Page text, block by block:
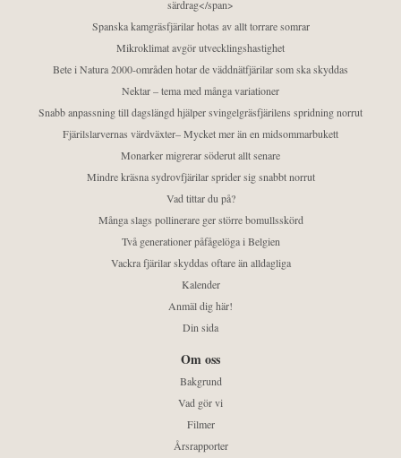
särdrag</span>
Spanska kamgräsfjärilar hotas av allt torrare somrar
Mikroklimat avgör utvecklingshastighet
Bete i Natura 2000-områden hotar de väddnätfjärilar som ska skyddas
Nektar – tema med många variationer
Snabb anpassning till dagslängd hjälper svingelgräsfjärilens spridning norrut
Fjärilslarvernas värdväxter– Mycket mer än en midsommarbukett
Monarker migrerar söderut allt senare
Mindre kräsna sydrovfjärilar sprider sig snabbt norrut
Vad tittar du på?
Många slags pollinerare ger större bomullsskörd
Två generationer påfågelöga i Belgien
Vackra fjärilar skyddas oftare än alldagliga
Kalender
Anmäl dig här!
Din sida
Om oss
Bakgrund
Vad gör vi
Filmer
Årsrapporter